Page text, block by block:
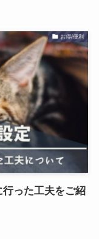
お得/便利
った工夫をご紹